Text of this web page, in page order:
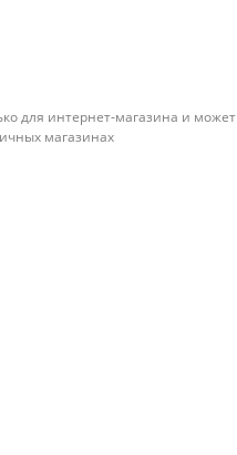
для интернет-магазина и может
магазинах